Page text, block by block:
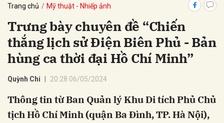
Trang chủ Mỹ thuật - Nhiếp ảnh
Trưng bày chuyên đề “Chiến
thắng lịch sử Điện Biên Phủ - Bản
hùng ca thời đại Hồ Chí Minh”
Quỳnh Chi 20:28 06/05/2024
Thông tin từ Ban Quản lý Khu Di tích Phủ Chủ
tịch Hồ Chí Minh (quận Ba Đình, TP. Hà Nội),